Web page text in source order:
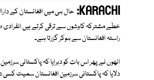
KARACHI: حال ہی میں افغانستان کے
خطے مشترکہ کاوشوں سے ترقی کرتے ہیں انفرادی
راستہ افغانستان سے ہوکر گزرتا ہے۔
انھوں نے پھر اس بات کو دہرایا کہ پاکستانی
دلایا کہ پاکستانی سرزمین افغانستان سمیت